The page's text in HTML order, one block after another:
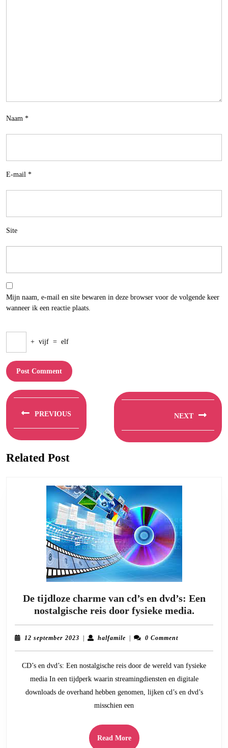
Naam *
E-mail *
Site
Mijn naam, e-mail en site bewaren in deze browser voor de volgende keer
wanneer ik een reactie plaats.
+ vijf = elf
Berichtnavigatie
PREVIOUS
post:
NEXT
post:
Related Post
De tijdloze charme van cd’s en dvd’s: Een
nostalgische reis door fysieke media.De
tijdloze
en
dvd’s:
Een
12 september 2023 12| halfamilehalfamile
| 0 Comment
CD’s en dvd’s: Een nostalgische reis door de wereld van fysieke
media In een tijdperk waarin streamingdiensten en digitale
downloads de overhand hebben genomen, lijken cd’s en dvd’s
misschien een
Read MoreRead